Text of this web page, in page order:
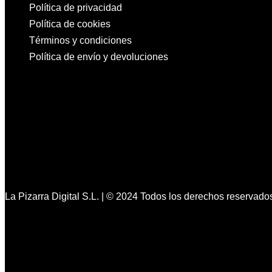
Política de privacidad
Política de cookies
Términos y condiciones
Política de envío y devoluciones
La Pizarra Digital S.L. | © 2024 Todos los derechos